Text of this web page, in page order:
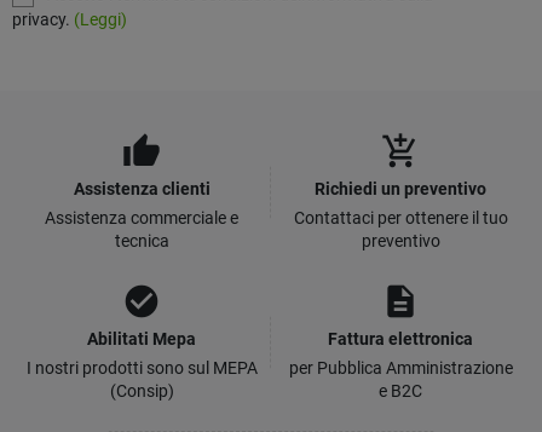
privacy. (Leggi)
thumb_up
Assistenza clienti
Assistenza commerciale e
tecnica
add_shopping_cart
Richiedi un preventivo
Contattaci per ottenere il tuo
preventivo
check_circle
Abilitati Mepa
I nostri prodotti sono sul MEPA
(Consip)
description
Fattura elettronica
per Pubblica Amministrazione
e B2C